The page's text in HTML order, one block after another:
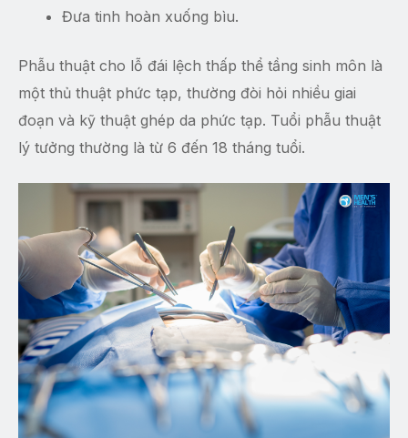
Đưa tinh hoàn xuống bìu.
Phẫu thuật cho lỗ đái lệch thấp thể tầng sinh môn là
một thủ thuật phức tạp, thường đòi hỏi nhiều giai
đoạn và kỹ thuật ghép da phức tạp. Tuổi phẫu thuật
lý tưởng thường là từ 6 đến 18 tháng tuổi.